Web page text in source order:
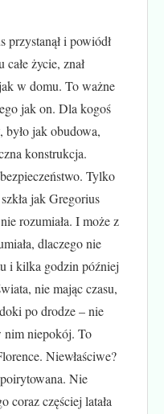
i powiódł
życie, znał
w domu. To ważne
jak on. Dla kogoś
było jak obudowa,
konstrukcja.
Tylko
jak Gregorius
rozumiała. I może z
dlaczego nie
i kilka godzin później
nie mając czasu,
po drodze – nie
nim niepokój. To
Niewłaściwe?
Nie
coraz częściej latała